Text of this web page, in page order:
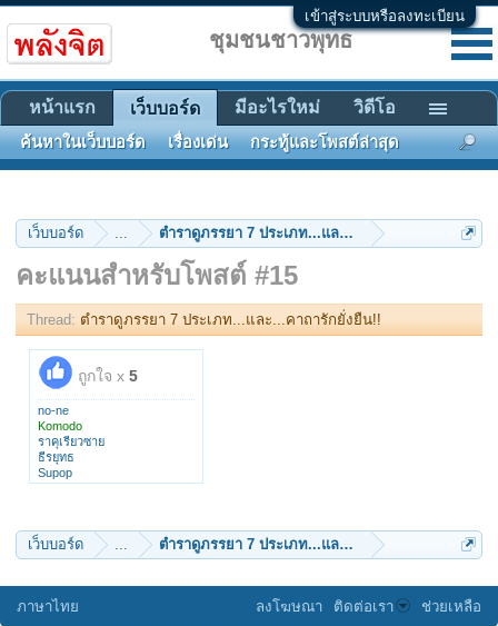
เข้าสู่ระบบหรือลงทะเบียน
เว็บบอร์ด ... ตำราดูภรรยา 7 ประเภท...และ...คาถารักยั่งยืน!!
คะแนนสำหรับโพสต์ #15
Thread: ตำราดูภรรยา 7 ประเภท...และ...คาถารักยั่งยืน!!
ถูกใจ x 5
no-ne
Komodo
ราคุเรียวซาย
ธีรยุทธ
Supop
เว็บบอร์ด ... ตำราดูภรรยา 7 ประเภท...และ...คาถารักยั่งยืน!!
ชุมชนชาวพุทธ
หน้าแรก เว็บบอร์ด
ค้นหาในเว็บบอร์ด เรื่องเด่น กระทู้และโพสต์ล่าสุด
มีอะไรใหม่ วิดีโอ
ภาษาไทย ลงโฆษณา ติดต่อเรา ช่วยเหลือ